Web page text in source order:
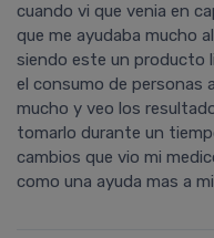
cuando vi que venia en
que me ayudaba mucho
siendo este un producto
el consumo de personas
mucho y veo los
tomarlo durante un
cambios que vio mi
como una ayuda mas a